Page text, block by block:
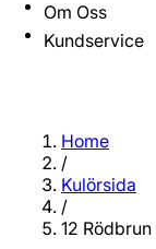
Om Oss
Kundservice
Home
/
Kulörsida
/
12 Rödbrun